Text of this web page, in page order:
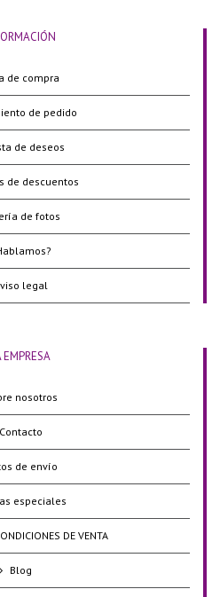
de compra
de pedido
de deseos
de descuentos
de fotos
legal
EMPRESA
nosotros
Contacto
de envío
especiales
DE VENTA
Blog